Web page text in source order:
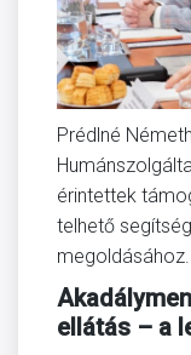
Prédlné
érintettek
telhető
megoldásához.
ellátás – a